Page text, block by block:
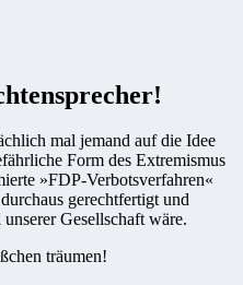
mal jemand auf die Idee
Form des Extremismus
»FDP-Verbotsverfahren«
gerechtfertigt und
Gesellschaft wäre.
träumen!